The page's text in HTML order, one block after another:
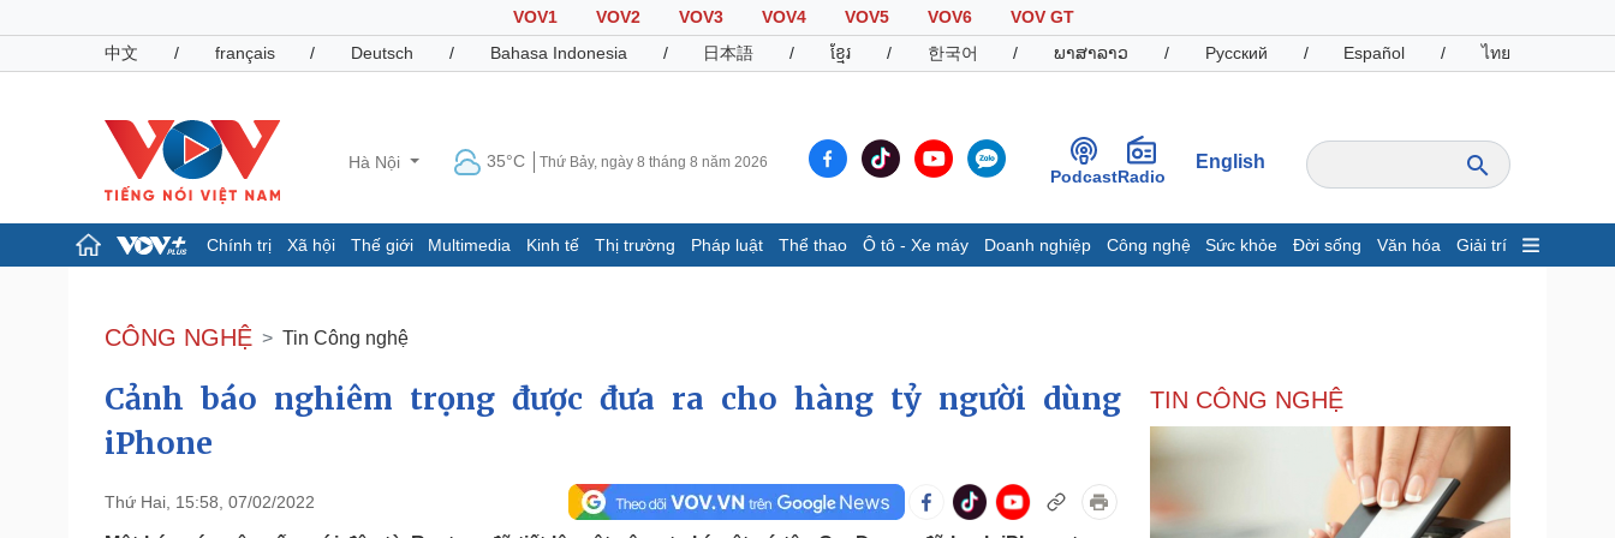
VOV1 VOV2 VOV3 VOV4 VOV5 VOV6
VOV GT
中文
/ français / Deutsch / Bahasa Indonesia / 日本語 / ខ្មែរ / 한국어 / ພາສາລາວ / Русский / Español / ไทย
Hà Nội 35°C Thứ Bảy, ngày 8 tháng 8 năm 2026
PodcastRadio
English
Chính trị Xã hội Thế giới Multimedia Kinh tế Thị trường Pháp luật Thể thao Ô tô - Xe máy Doanh nghiệp Công nghệ Sức khỏe Đời sống Văn hóa Giải trí
Đảng
Tổ chức nhân sự
Nhận diện sự thật
Tin 24h
Dự báo thời tiết
Dấu ấn VOV
Infographic
Chứng khoán
Giá cà phê
Pháp luật
Thể thao
Bóng đá
Ô tô - Xe máy
Ô tô
Doanh nghiệp
Thông tin doanh nghiệp
Công nghệ
Sành điệu
CÔNG NGHỆ Tin Công nghệ
Cảnh báo nghiêm trọng được đưa ra cho hàng tỷ người dùng
iPhone
Thứ Hai, 15:58, 07/02/2022
TIN CÔNG NGHỆ